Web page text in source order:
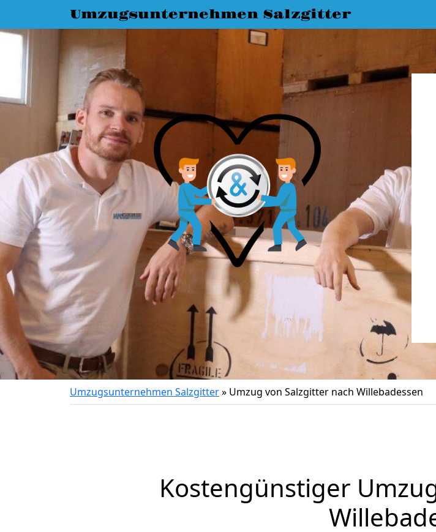
Umzugsunternehmen Salzgitter
Umzugsunternehmen Salzgitter» Umzug von Salzgitter nach Willebadessen
Kostengünstiger